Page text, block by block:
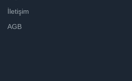
İletişim
AGB